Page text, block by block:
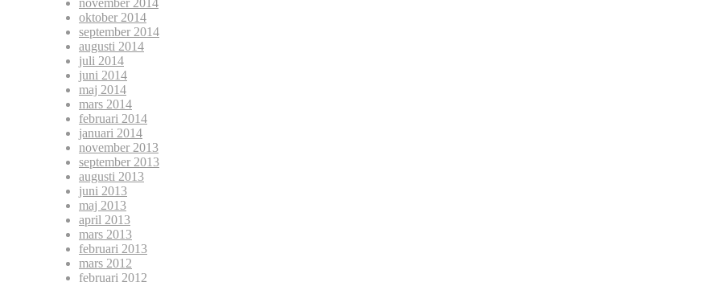
november 2014
oktober 2014
september 2014
augusti 2014
juli 2014
juni 2014
maj 2014
mars 2014
februari 2014
januari 2014
november 2013
september 2013
augusti 2013
juni 2013
maj 2013
april 2013
mars 2013
februari 2013
mars 2012
februari 2012